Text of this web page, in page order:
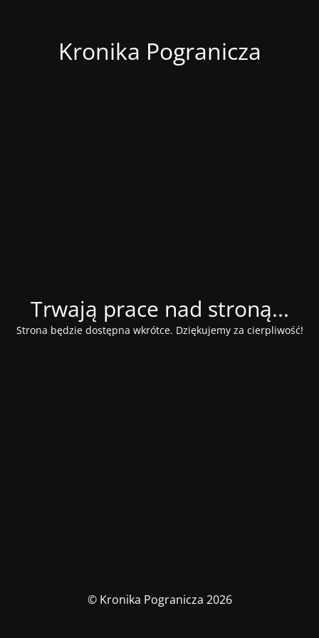
Kronika Pogranicza
Trwają prace nad stroną...
Strona będzie dostępna wkrótce. Dziękujemy za cierpliwość!
© Kronika Pogranicza 2026